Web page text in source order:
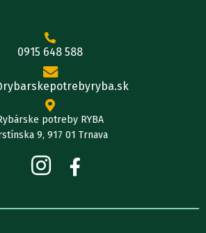
0915 648 588
potreby RYBA
9, 917 01 Trnava